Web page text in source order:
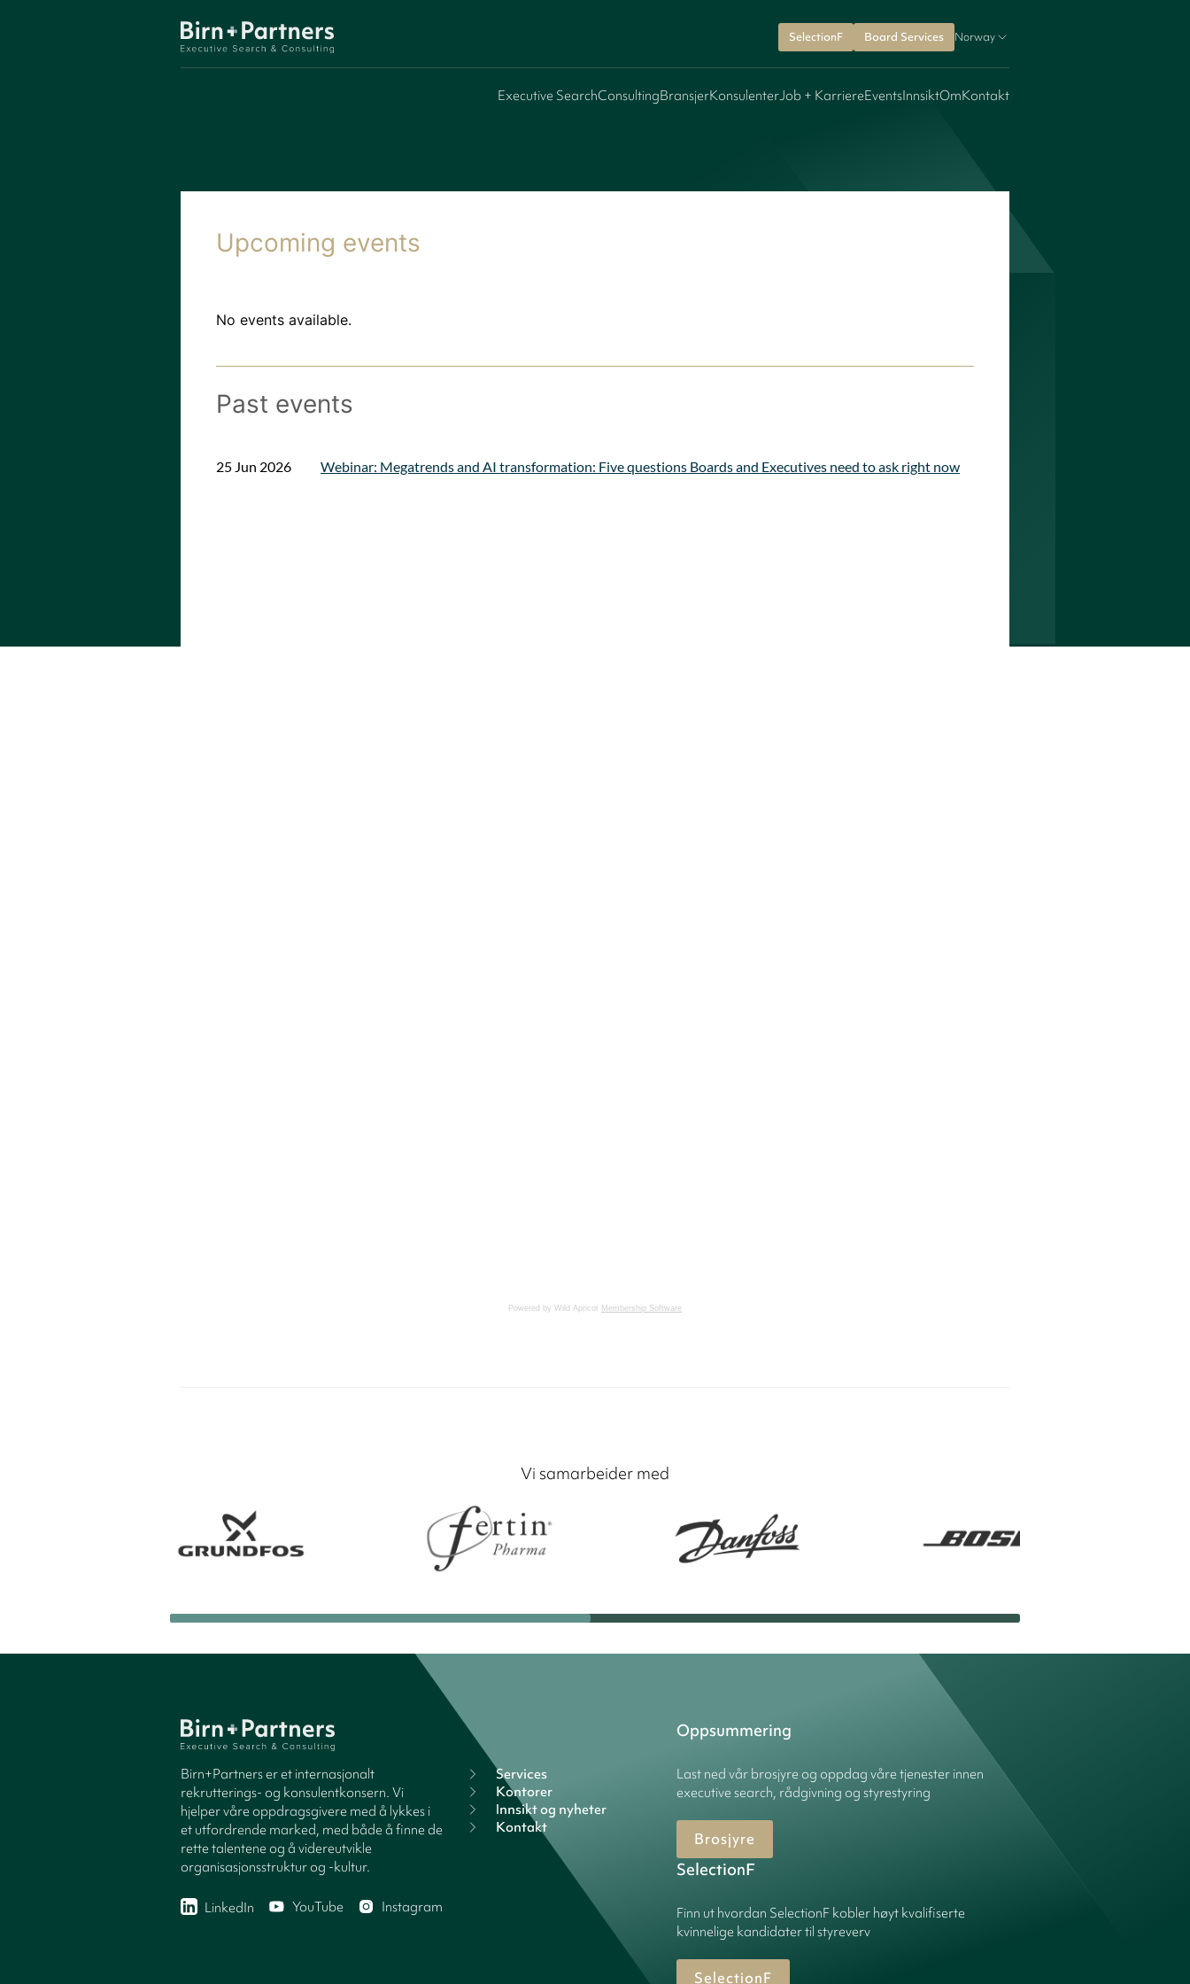
SelectionF Board Services Norway
Executive SearchConsultingBransjerKonsulenterJob + KarriereEventsInnsiktOmKontakt
Powered by Wild Apricot Membership Software
Vi samarbeider med
Birn+Partners er et internasjonalt
rekrutterings- og konsulentkonsern. Vi
hjelper våre oppdragsgivere med å lykkes i
et utfordrende marked, med både å finne de
rette talentene og å videreutvikle
organisasjonsstruktur og -kultur.
LinkedIn YouTube Instagram
Services
Kontorer
Innsikt og nyheter
Kontakt
Oppsummering
Last ned vår brosjyre og oppdag våre tjenester innen
executive search, rådgivning og styrestyring
Brosjyre
SelectionF
Finn ut hvordan SelectionF kobler høyt kvalifiserte
kvinnelige kandidater til styreverv
SelectionF